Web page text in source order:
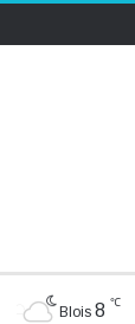
Blois 8 ℃